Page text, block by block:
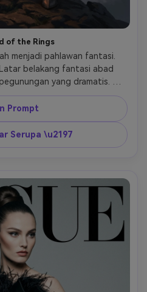
of the Rings
menjadi pahlawan fantasi.
belakang fantasi abad
yang dramatis.
obor yang hangat, pose
Prompt
Serupa \u2197